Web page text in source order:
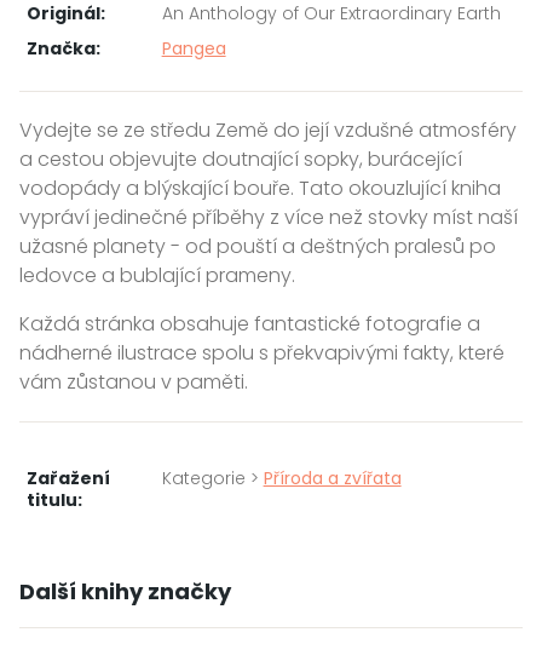
Originál:
An Anthology of Our Extraordinary Earth
Značka:
Pangea
Vydejte se ze středu Země do její vzdušné atmosféry
a cestou objevujte doutnající sopky, burácející
vodopády a blýskající bouře. Tato okouzlující kniha
vypráví jedinečné příběhy z více než stovky míst naší
užasné planety - od pouští a deštných pralesů po
ledovce a bublající prameny.
Každá stránka obsahuje fantastické fotografie a
nádherné ilustrace spolu s překvapivými fakty, které
vám zůstanou v paměti.
Zařažení
titulu:
Kategorie > Příroda a zvířata
Další knihy značky